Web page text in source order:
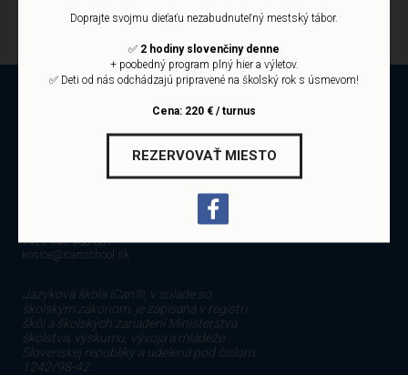
REGISTRÁCIA
Doprajte svojmu dieťaťu nezabudnuteľný mestský tábor.
✅ 2 hodiny slovenčiny denne
+ poobedný program plný hier a výletov.
✅ Deti od nás odchádzajú pripravené na školský rok s úsmevom!
Cena: 220 € / turnus
REZERVOVAŤ MIESTO
+421 905 460 194
+421 947 968 081
kosice@icanschool.sk
Jazyková škola iCan®, v súlade so
školským zákonom, je zapísaná v registri
škôl a školských zariadení Ministerstva
školstva, výskumu, vývoja a mládeže
Slovenskej republiky a udelená pod číslom:
1242/98-42